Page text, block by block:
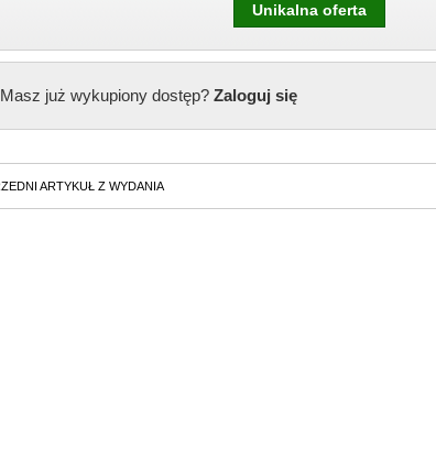
Unikalna oferta
Masz już wykupiony dostęp?Zaloguj się
ARTYKUŁ Z WYDANIA